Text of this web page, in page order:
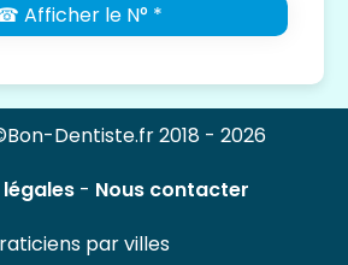
Afficher le N° *
Dentiste.fr 2018 - 2026
- Nous contacter
par villes